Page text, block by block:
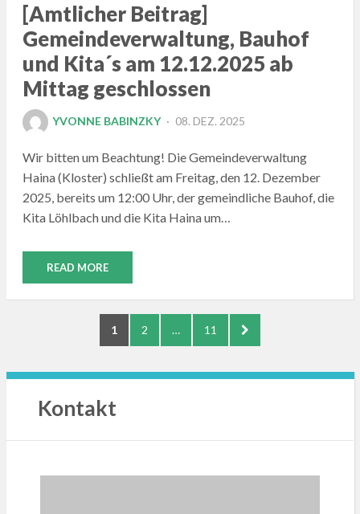
[Amtlicher Beitrag]
Gemeindeverwaltung, Bauhof
und Kita´s am 12.12.2025 ab
Mittag geschlossen
YVONNE BABINZKY
POSTED
08. DEZ. 2025
Wir bitten um Beachtung! Die Gemeindeverwaltung
Haina (Kloster) schließt am Freitag, den 12. Dezember
2025, bereits um 12:00 Uhr, der gemeindliche Bauhof, die
Kita Löhlbach und die Kita Haina um…
READ MORE
Seitennummerierung
Beiträge
PAGE
1 PAGE
2 … PAGE
11
NEXT
PAGE
Kontakt